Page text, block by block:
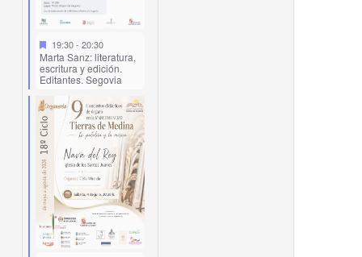
19:30-20:30
Marta Sanz: literatura,
escritura y edición.
Editantes. Segovia